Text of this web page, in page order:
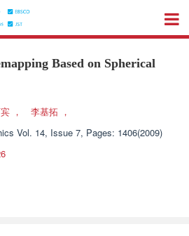
Based on Spherical
， 李基拓 ，
Vol. 14, Issue 7, Pages: 1406(2009)